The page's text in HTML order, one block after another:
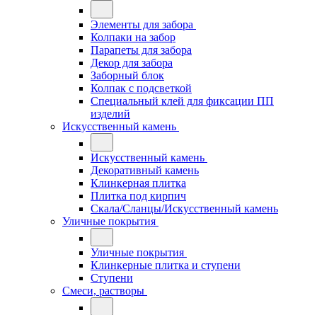
Элементы для забора
Колпаки на забор
Парапеты для забора
Декор для забора
Заборный блок
Колпак с подсветкой
Специальный клей для фиксации ПП
изделий
Искусственный камень
Искусственный камень
Декоративный камень
Клинкерная плитка
Плитка под кирпич
Скала/Сланцы/Искусственный камень
Уличные покрытия
Уличные покрытия
Клинкерные плитка и ступени
Ступени
Смеси, растворы